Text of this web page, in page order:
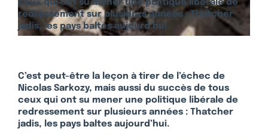
ceux qui ont su mener une politique libérale de
redressement sur plusieurs années : Thatcher
jadis, les pays baltes aujourd’hui.
C’est peut-être la leçon à tirer de l’échec de
Nicolas Sarkozy, mais aussi du succès de tous
ceux qui ont su mener une politique libérale de
redressement sur plusieurs années : Thatcher
jadis, les pays baltes aujourd’hui.